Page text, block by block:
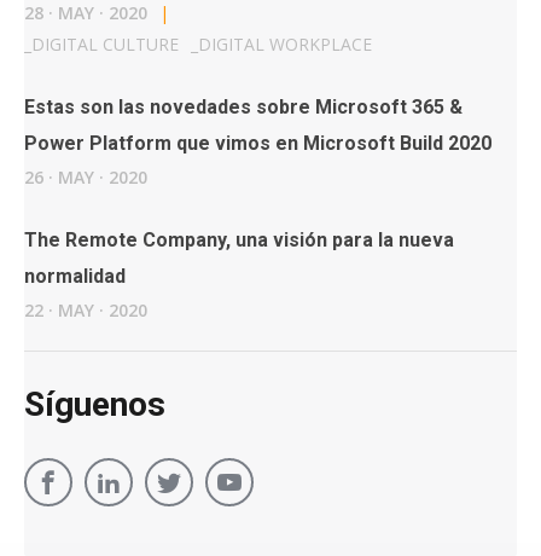
28 · MAY · 2020
|
DIGITAL CULTURE DIGITAL WORKPLACE
Estas son las novedades sobre Microsoft 365 &
Power Platform que vimos en Microsoft Build 2020
26 · MAY · 2020
The Remote Company, una visión para la nueva
normalidad
22 · MAY · 2020
Síguenos